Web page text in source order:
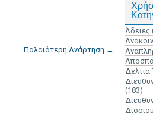
Παλαιότερη Ανάρτηση →
Άδειες
Δελτία
(183)